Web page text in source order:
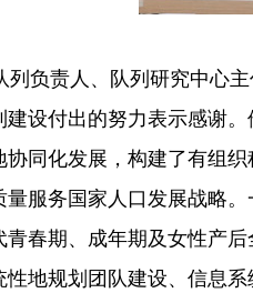
列负责人、队列研究中心
建设付出的努力表示感谢
协同化发展，构建了有组
量服务国家人口发展战略
青春期、成年期及女性产
性地规划团队建设、信息